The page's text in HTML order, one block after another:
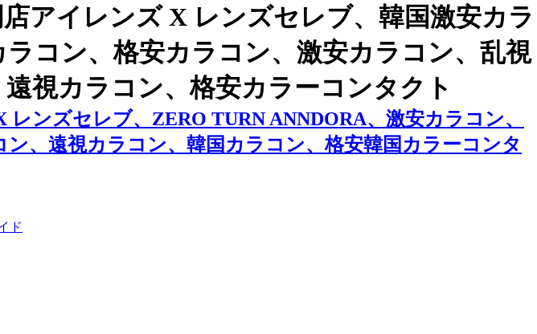
アイレンズ X レンズセレブ、韓国激安カラ
コン、格安カラコン、激安カラコン、乱視
視カラコン、格安カラーコンタクト
ンズセレブ、ZERO TURN ANNDORA、激安カラコン、
、遠視カラコン、韓国カラコン、格安韓国カラーコンタ
ド